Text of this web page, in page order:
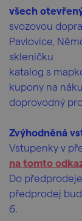
všech
svozovou
Pavlovice,
skleničku
katalog s
kupony na
doprovodný
Zvýhodněná
Vstupenky v
na tomto
Do
předprodej
6.